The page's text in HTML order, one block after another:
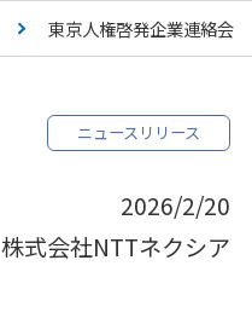
東京人権啓発企業連絡会
ニュースリリース
2026/2/20
株式会社NTTネクシア